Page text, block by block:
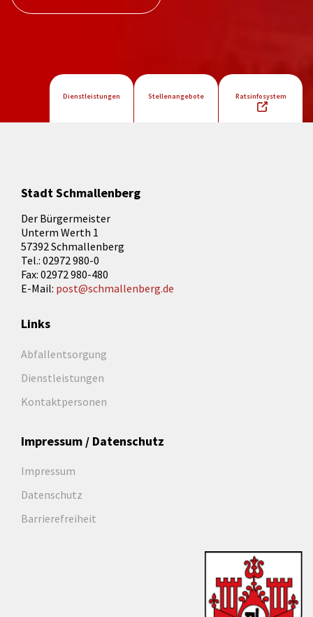
Dienstleistungen Stellenangebote Ratsinfosystem
Stadt Schmallenberg
Der Bürgermeister
Unterm Werth 1
57392 Schmallenberg
Tel.: 02972 980-0
Fax: 02972 980-480
E-Mail: post@schmallenberg.de
Links
Abfallentsorgung
Dienstleistungen
Kontaktpersonen
Impressum / Datenschutz
Impressum
Datenschutz
Barrierefreiheit